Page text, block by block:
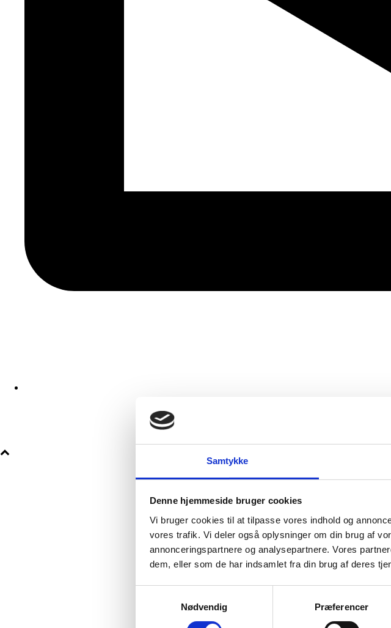
Samtykke
Denne hjemmeside bruger cookies
Vi bruger cookies til at tilpasse vores indhold og
vores trafik. Vi deler også oplysninger om din brug af
annonceringspartnere og analysepartnere. Vores
dem, eller som de har indsamlet fra din brug af deres
Nødvendig
Præferencer